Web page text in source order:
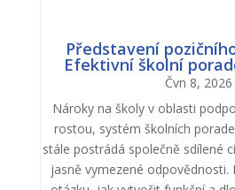
Představení
Efektivní školní
Čvn 8, 2026
Nároky na školy v oblasti
rostou, systém školních
stále postrádá společně sdílené
jasně vymezené odpovědnosti.